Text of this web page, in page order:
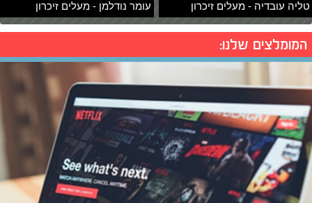
טליה עובדיה - מעלים זיכרון עומר נודלמן - מעלים זיכרון
המומלצים שלנו: